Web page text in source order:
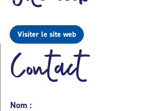
Visiter le site web
Contact
Nom :